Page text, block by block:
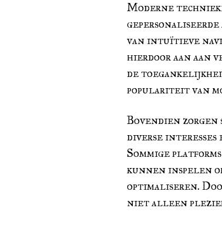
Moderne
van intuïtieve
hierdoor aan aan
de
populariteit van
Bovendien
diverse
Sommige
kunnen inspelen
optimaliseren.
niet alleen